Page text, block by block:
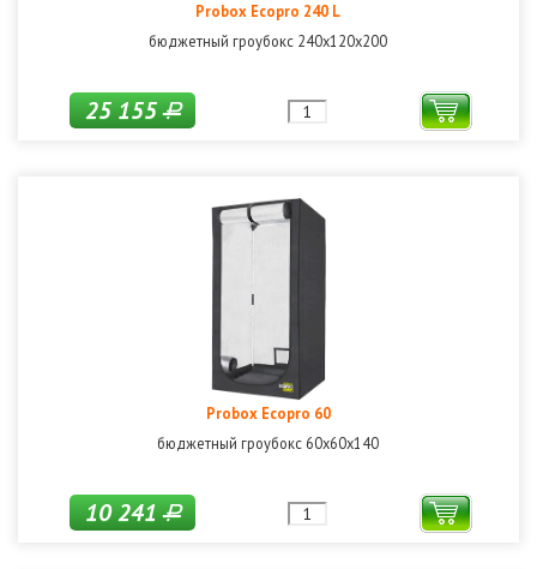
Probox Ecopro 240 L
бюджетный гроубокс 240х120х200
25 155Р
Probox Ecopro 60
бюджетный гроубокс 60х60х140
10 241Р